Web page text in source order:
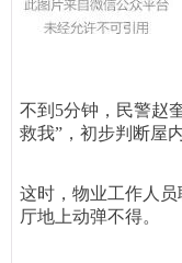
不到5分钟，民警赵
救我”，初步判断屋
这时，物业工作人
厅地上动弹不得。